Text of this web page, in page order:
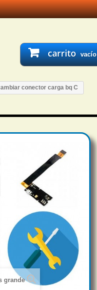
carrito vacío
conector carga bq C
grande